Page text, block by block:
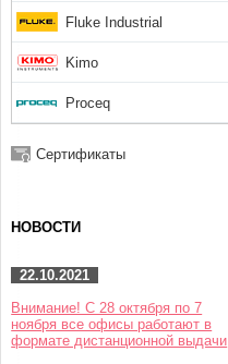
Fluke Industrial
Kimo
Proceq
Сертификаты
НОВОСТИ
22.10.2021
Внимание! С 28 октября по 7
ноября все офисы работают в
формате дистанционной выдачи